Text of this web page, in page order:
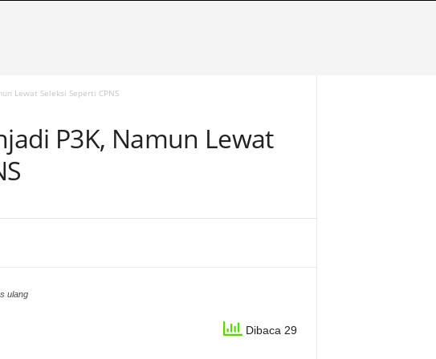
Lewat Seleksi Seperti CPNS
P3K, Namun Lewat
ulang
Dibaca 29